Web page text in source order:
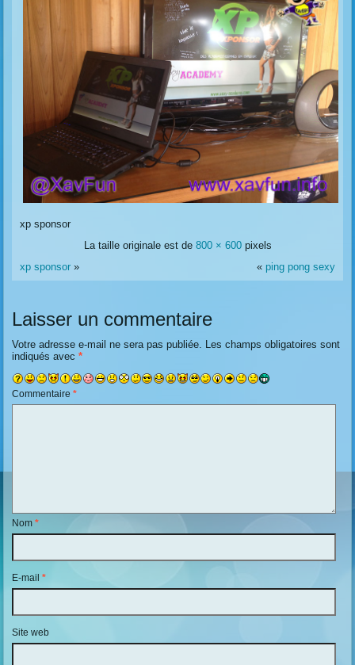
xp sponsor
La taille originale est de 800 × 600pixels
xp sponsor » « ping pong sexy
Laisser un commentaire
Votre adresse e-mail ne sera pas publiée. Les champs obligatoires sont
indiqués avec*
Commentaire*
Nom*
E-mail*
Site web